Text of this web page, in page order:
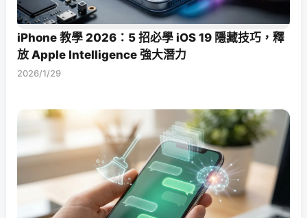
iPhone 教學 2026：5 招必學 iOS 19 隱藏技巧，釋
放 Apple Intelligence 強大潛力
2026/1/29